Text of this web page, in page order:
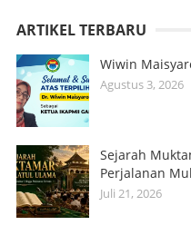
ARTIKEL TERBARU
Wiwin
Agustus 3, 2026
Sejarah
Perjalanan
Juli 21, 2026